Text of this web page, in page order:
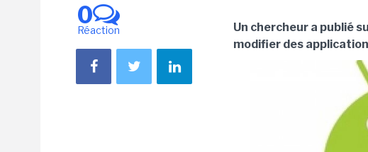
0
Réaction
Un chercheur a publié
modifier des